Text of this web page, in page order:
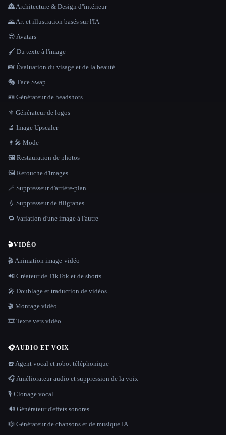
🏯 Architecture & Design d''intérieur
🌄 Art et illustration basés sur l'IA
😎 Avatars
🖌️ Du texte à l'image
📸 Évaluation du visage et de la beauté
🎭 Face Swap
🪪 Générateur de headshots
⚜️ Générateur de logos
🔬 Image Upscaler
👩‍🎤 Mode
🖼️ Restauration de photos
🖼️ Retouche d'images
🪄 Suppresseur d'arrière-plan
💧 Suppresseur de filigranes
🔁 Variation d'une image à l'autre
🎬VIDÉO
🎬 Animation image-vidéo
📲 Créateur de TikTok et de shorts
🎤 Doublage et traduction de vidéos
🎬 Montage vidéo
🎞️ Texte vers vidéo
🎧AUDIO ET VOIX
☎️ Agent vocal et robot téléphonique
🎧 Améliorateur audio et suppression de la voix
🎙️ Clonage vocal
🔊 Générateur d'effets sonores
🎼 Générateur de chansons et de musique IA